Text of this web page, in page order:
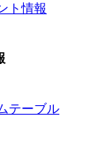
ト情報
テーブル